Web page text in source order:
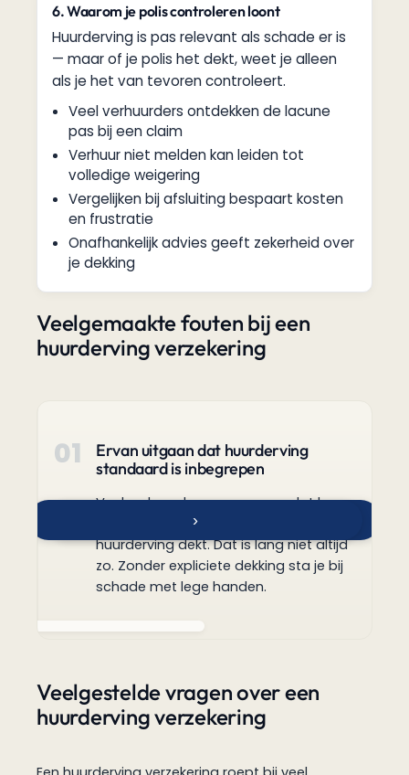
6. Waarom je polis controleren loont
Huurderving is pas relevant als schade er is
— maar of je polis het dekt, weet je alleen
als je het van tevoren controleert.
Veel verhuurders ontdekken de lacune
pas bij een claim
Verhuur niet melden kan leiden tot
volledige weigering
Vergelijken bij afsluiting bespaart kosten
en frustratie
Onafhankelijk advies geeft zekerheid over
je dekking
Veelgemaakte fouten bij een
huurderving verzekering
01
Ervan uitgaan dat huurderving
standaard is inbegrepen
Veel verhuurders nemen aan dat hun
opstalverzekering automatisch
huurderving dekt. Dat is lang niet altijd
zo. Zonder expliciete dekking sta je bij
schade met lege handen.
›
Veelgestelde vragen over een
huurderving verzekering